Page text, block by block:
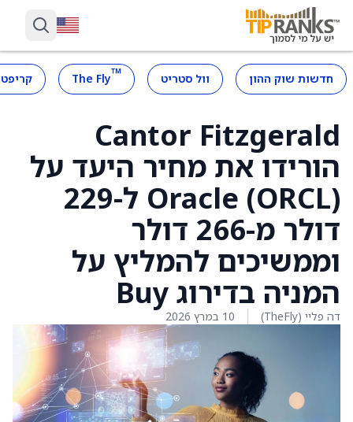
חדשות שוק ההון וול סטריט ™
The Fly
Cantor Fitzgerald
הורידו את מחיר היעד על
Oracle (ORCL) ל-229
דולר מ-266 דולר
וממשיכים להמליץ על
המניה בדירוג Buy
דה פליי (TheFly) 10 במרץ 2026